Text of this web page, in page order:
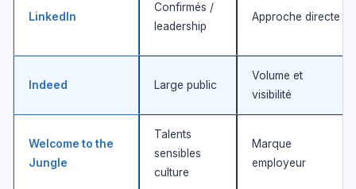
LinkedIn
Confirmés /
leadership
Approche directe
Indeed Large public
Volume et
visibilité
Welcome to the
Jungle
Talents
sensibles
culture
Marque
employeur